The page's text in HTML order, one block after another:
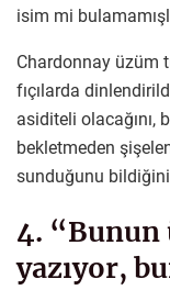
isim mi
Chardonnay üzüm
fıçılarda
asiditeli olacağını,
bekletmeden
sunduğunu bildiğini
4. “Bunun
yazıyor,